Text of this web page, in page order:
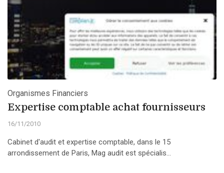
Organismes Financiers
Expertise comptable achat fournisseurs
16/11/2010
Cabinet d'audit et expertise comptable, dans le 15
arrondissement de Paris, Mag audit est spécialis...